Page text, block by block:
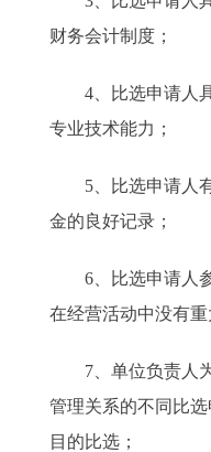
财务会计制度；
4、比选申请人具
专业技术能力；
5、比选申请人有
金的良好记录；
6、比选申请人参
在经营活动中没有重
7、单位负责人为
管理关系的不同比
目的比选；